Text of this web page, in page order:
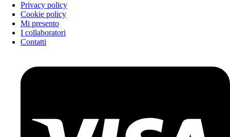
Privacy policy
Cookie policy
Mi presento
I collaboratori
Contatti